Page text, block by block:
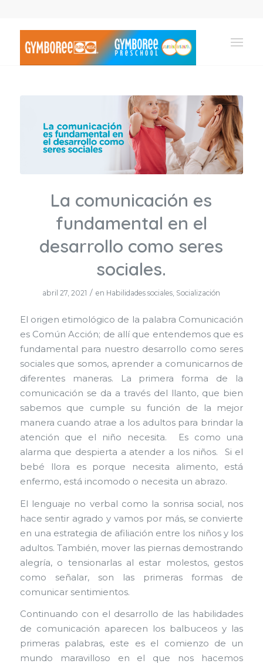
La comunicación es
fundamental en el
desarrollo como seres
sociales.
abril 27, 2021 / en Habilidades sociales, Socialización
El origen etimológico de la palabra Comunicación
es Común Acción; de allí que entendemos que es
fundamental para nuestro desarrollo como seres
sociales que somos, aprender a comunicarnos de
diferentes maneras. La primera forma de la
comunicación se da a través del llanto, que bien
sabemos que cumple su función de la mejor
manera cuando atrae a los adultos para brindar la
atención que el niño necesita. Es como una
alarma que despierta a atender a los niños. Si el
bebé llora es porque necesita alimento, está
enfermo, está incomodo o necesita un abrazo.
El lenguaje no verbal como la sonrisa social, nos
hace sentir agrado y vamos por más, se convierte
en una estrategia de afiliación entre los niños y los
adultos. También, mover las piernas demostrando
alegría, o tensionarlas al estar molestos, gestos
como señalar, son las primeras formas de
comunicar sentimientos.
Continuando con el desarrollo de las habilidades
de comunicación aparecen los balbuceos y las
primeras palabras, este es el comienzo de un
mundo maravilloso en el que nos hacemos